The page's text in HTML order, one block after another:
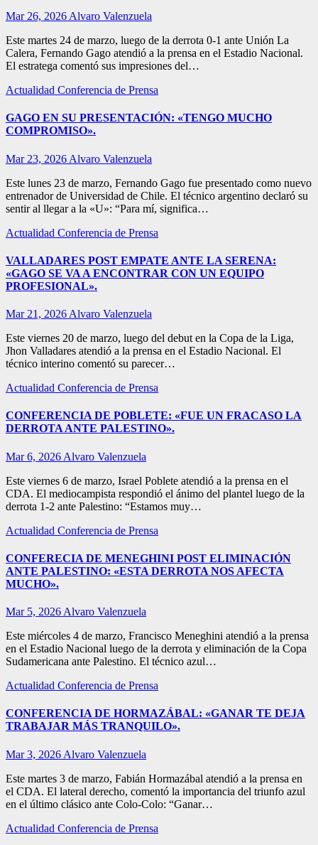
Mar 26, 2026 Alvaro Valenzuela
Este martes 24 de marzo, luego de la derrota 0-1 ante Unión La
Calera, Fernando Gago atendió a la prensa en el Estadio Nacional.
El estratega comentó sus impresiones del…
Actualidad Conferencia de Prensa
GAGO EN SU PRESENTACIÓN: «TENGO MUCHO
COMPROMISO».
Mar 23, 2026 Alvaro Valenzuela
Este lunes 23 de marzo, Fernando Gago fue presentado como nuevo
entrenador de Universidad de Chile. El técnico argentino declaró su
sentir al llegar a la «U»: “Para mí, significa…
Actualidad Conferencia de Prensa
VALLADARES POST EMPATE ANTE LA SERENA:
«GAGO SE VA A ENCONTRAR CON UN EQUIPO
PROFESIONAL».
Mar 21, 2026 Alvaro Valenzuela
Este viernes 20 de marzo, luego del debut en la Copa de la Liga,
Jhon Valladares atendió a la prensa en el Estadio Nacional. El
técnico interino comentó su parecer…
Actualidad Conferencia de Prensa
CONFERENCIA DE POBLETE: «FUE UN FRACASO LA
DERROTA ANTE PALESTINO».
Mar 6, 2026 Alvaro Valenzuela
Este viernes 6 de marzo, Israel Poblete atendió a la prensa en el
CDA. El mediocampista respondió el ánimo del plantel luego de la
derrota 1-2 ante Palestino: “Estamos muy…
Actualidad Conferencia de Prensa
CONFERECIA DE MENEGHINI POST ELIMINACIÓN
ANTE PALESTINO: «ESTA DERROTA NOS AFECTA
MUCHO».
Mar 5, 2026 Alvaro Valenzuela
Este miércoles 4 de marzo, Francisco Meneghini atendió a la prensa
en el Estadio Nacional luego de la derrota y eliminación de la Copa
Sudamericana ante Palestino. El técnico azul…
Actualidad Conferencia de Prensa
CONFERENCIA DE HORMAZÁBAL: «GANAR TE DEJA
TRABAJAR MÁS TRANQUILO».
Mar 3, 2026 Alvaro Valenzuela
Este martes 3 de marzo, Fabián Hormazábal atendió a la prensa en
el CDA. El lateral derecho, comentó la importancia del triunfo azul
en el último clásico ante Colo-Colo: “Ganar…
Actualidad Conferencia de Prensa